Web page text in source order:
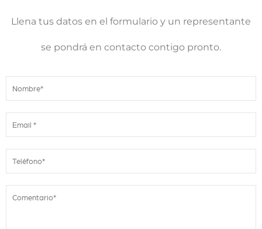
Llena tus datos en el formulario y un representante
se pondrá en contacto contigo pronto.